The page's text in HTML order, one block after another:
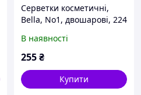
Серветки косметичні,
Bella, No1, двошарові, 224
В наявності
255₴
Купити